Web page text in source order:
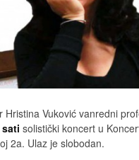
Hristina Vuković vanredni
solistički koncert u
2a. Ulaz je slobodan.